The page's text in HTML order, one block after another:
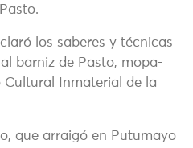
los saberes y técnicas
barniz de Pasto, mopa-
Inmaterial de la
que arraigó en Putumayo